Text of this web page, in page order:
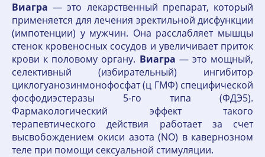
Виагра — это лекарственный препарат, который
применяется для лечения эректильной дисфункции
(импотенции) у мужчин. Она расслабляет мышцы
стенок кровеносных сосудов и увеличивает приток
крови к половому органу. Виагра — это мощный,
селективный (избирательный) ингибитор
циклогуанозинмонофосфат (ц ГМФ) специфической
фосфодиэстеразы 5-го типа (ФДЭ5).
Фармакологический эффект такого
терапевтического действия работает за счет
высвобождением окиси азота (NO) в кавернозном
теле при помощи сексуальной стимуляции.